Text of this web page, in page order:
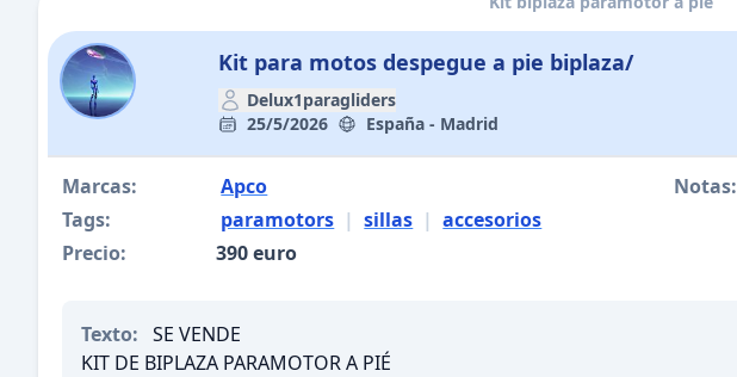
Kit para motos despegue a pie biplaza/
Delux1paragliders
25/5/2026
España - Madrid
Marcas:
Apco
Tags:
paramotors | sillas | accesorios
Precio:
390 euro
Notas:
Texto: SE VENDE
KIT DE BIPLAZA PARAMOTOR A PIÉ